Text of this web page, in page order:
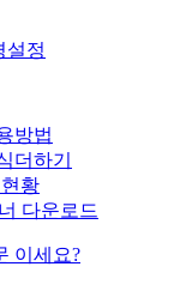
설정
방법
더하기
황
다운로드
이세요?